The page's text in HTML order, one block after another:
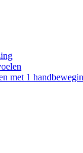
met 1